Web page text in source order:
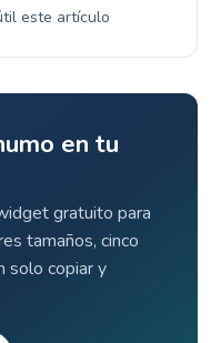
este artículo
en tu
gratuito para
tamaños, cinco
solo copiar y